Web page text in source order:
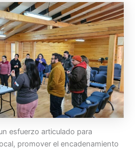
esfuerzo articulado para
promover el encadenamiento